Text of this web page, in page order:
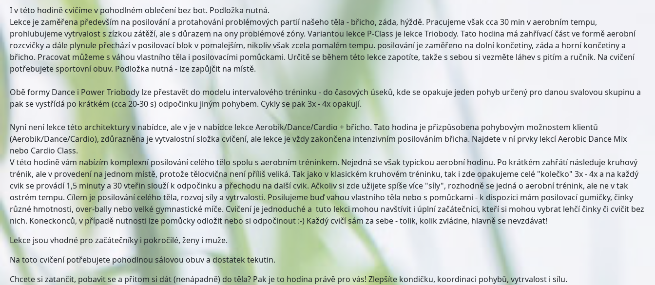
I v této hodině cvičíme v pohodlném oblečení bez bot. Podložka nutná.
Lekce je zaměřena především na posilování a protahování problémových partií našeho těla - břicho, záda, hýždě. Pracujeme však cca 30 min v aerobním tempu,
prohlubujeme vytrvalost s zízkou zátěží, ale s důrazem na ony problémové zóny. Variantou lekce P-Class je lekce Triobody. Tato hodina má zahřívací část ve formě aerobní
rozcvičky a dále plynule přechází v posilovací blok v pomalejším, nikoliv však zcela pomalém tempu. posilování je zaměřeno na dolní končetiny, záda a horní končetiny a
břicho. Pracovat můžeme s váhou vlastního těla i posilovacími pomůckami. Určitě se během této lekce zapotíte, takže s sebou si vezměte láhev s pitím a ručník. Na cvičení
potřebujete sportovní obuv. Podložka nutná - lze zapůjčit na místě.
Obě formy Dance i Power Triobody lze přestavět do modelu intervalového tréninku - do časových úseků, kde se opakuje jeden pohyb určený pro danou svalovou skupinu a
pak se vystřídá po krátkém (cca 20-30 s) odpočinku jiným pohybem. Cykly se pak 3x - 4x opakují.
Nyní není lekce této architektury v nabídce, ale v je v nabídce lekce Aerobik/Dance/Cardio + břicho. Tato hodina je přizpůsobena pohybovým možnostem klientů
(Aerobik/Dance/Cardio), zdůrazněna je vytvalostní složka cvičení, ale lekce je vždy zakončena intenzivním posilováním břicha. Najdete v ní prvky lekcí Aerobic Dance Mix
nebo Cardio Class.
V této hodině vám nabízím komplexní posilování celého tělo spolu s aerobním tréninkem. Nejedná se však typickou aerobní hodinu. Po krátkém zahřátí následuje kruhový
trénik, ale v provedení na jednom místě, protože tělocvična není příliš veliká. Tak jako v klasickém kruhovém tréninku, tak i zde opakujeme celé "kolečko" 3x - 4x a na každý
cvik se provádí 1,5 minuty a 30 vteřin slouží k odpočinku a přechodu na další cvik. Ačkoliv si zde užijete spíše více "síly", rozhodně se jedná o aerobní trénink, ale ne v tak
ostrém tempu. Cílem je posilování celého těla, rozvoj síly a vytrvalosti. Posilujeme buď vahou vlastního těla nebo s pomůckami - k dispozici mám posilovací gumičky, činky
různé hmotnosti, over-bally nebo velké gymnastické míče. Cvičení je jednoduché a tuto lekci mohou navštívit i úplní začátečníci, kteří si mohou vybrat lehčí činky či cvičit bez
nich. Koneckonců, v případě nutnosti lze pomůcky odložit nebo si odpočinout :-) Každý cvičí sám za sebe - tolik, kolik zvládne, hlavně se nevzdávat!
Lekce jsou vhodné pro začátečníky i pokročilé, ženy i muže.
Na toto cvičení potřebujete pohodlnou sálovou obuv a dostatek tekutin.
Chcete si zatančit, pobavit se a přitom si dát (nenápadně) do těla? Pak je to hodina právě pro vás! Zlepšíte kondičku, koordinaci pohybů, vytrvalost i sílu.